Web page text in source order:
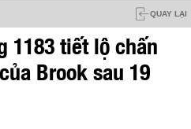
QUAY LẠI
1183 tiết lộ chấn
Brook sau 19